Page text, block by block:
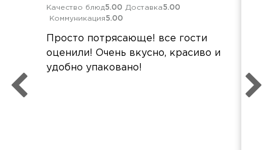
Качество блюд5.00 Доставка5.00
Коммуникация5.00
Просто потрясающе! все гости
оценили! Очень вкусно, красиво и
удобно упаковано!